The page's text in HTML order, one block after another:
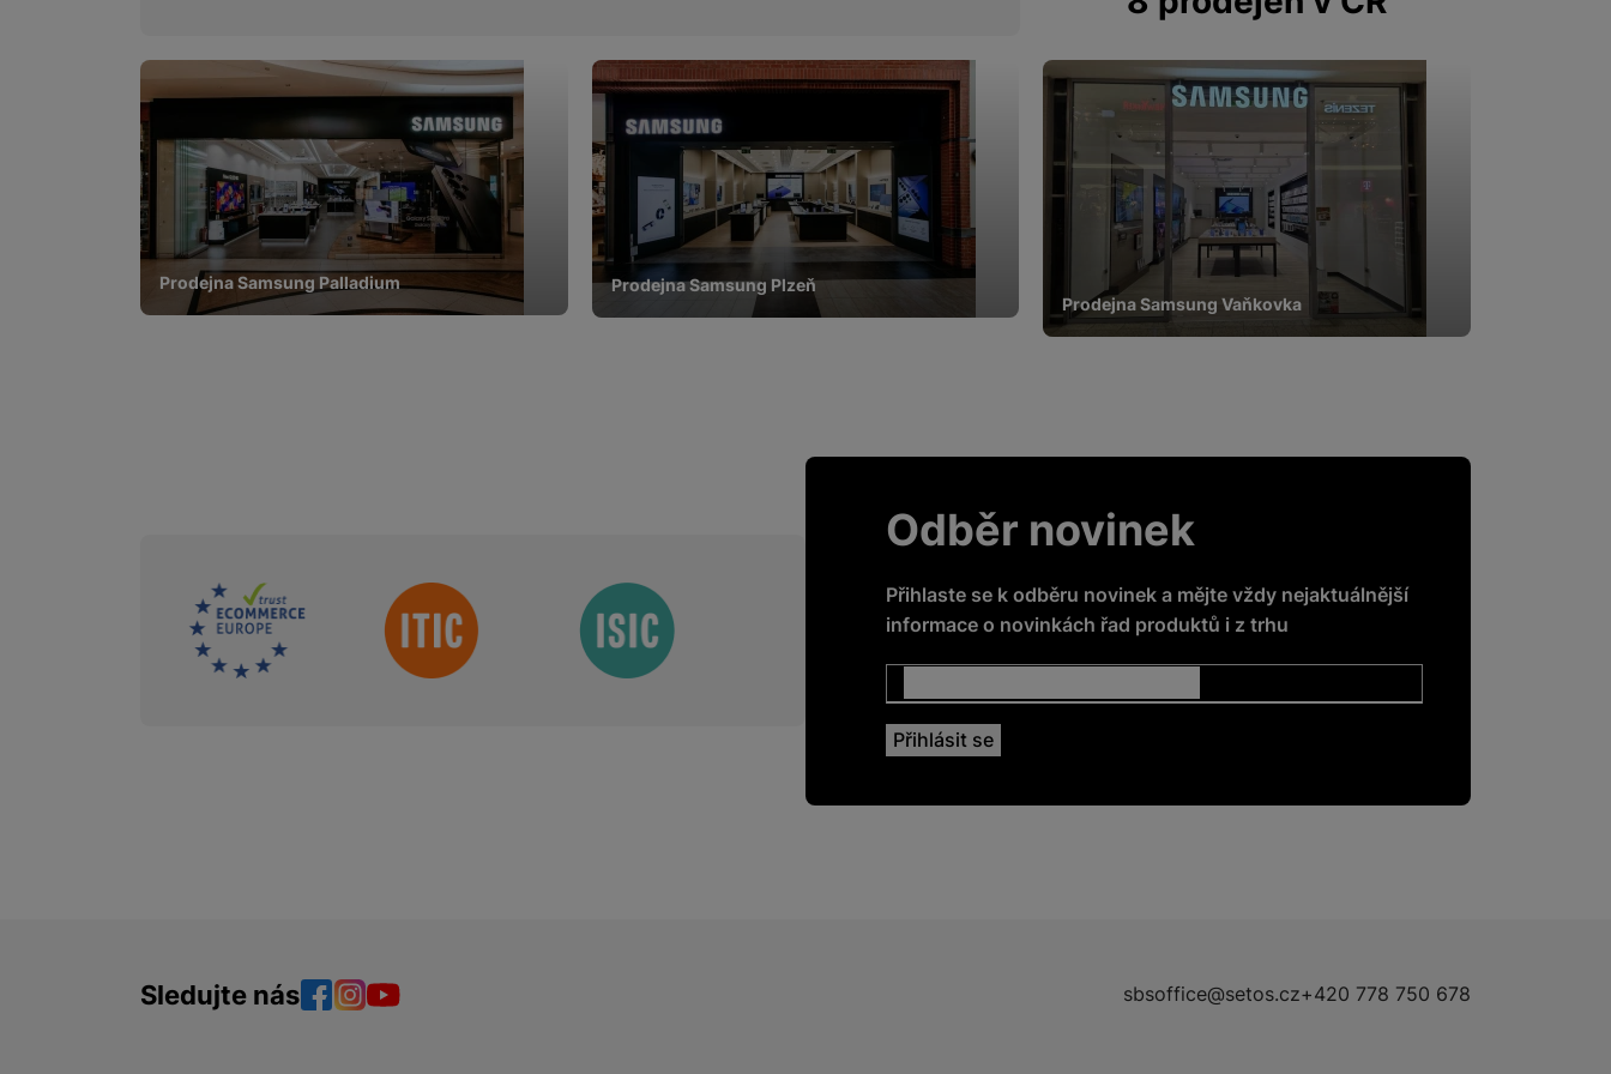
Prodejna Samsung Palladium
Prodejna Samsung Plzeň
Prodejna Samsung Vaňkovka
Sdružení
Odběr novinek
Přihlaste se k odběru novinek a mějte vždy nejaktuálnější
informace o novinkách řad produktů i z trhu
Sledujte nás sbsoffice@setos.cz+420 778 750 678